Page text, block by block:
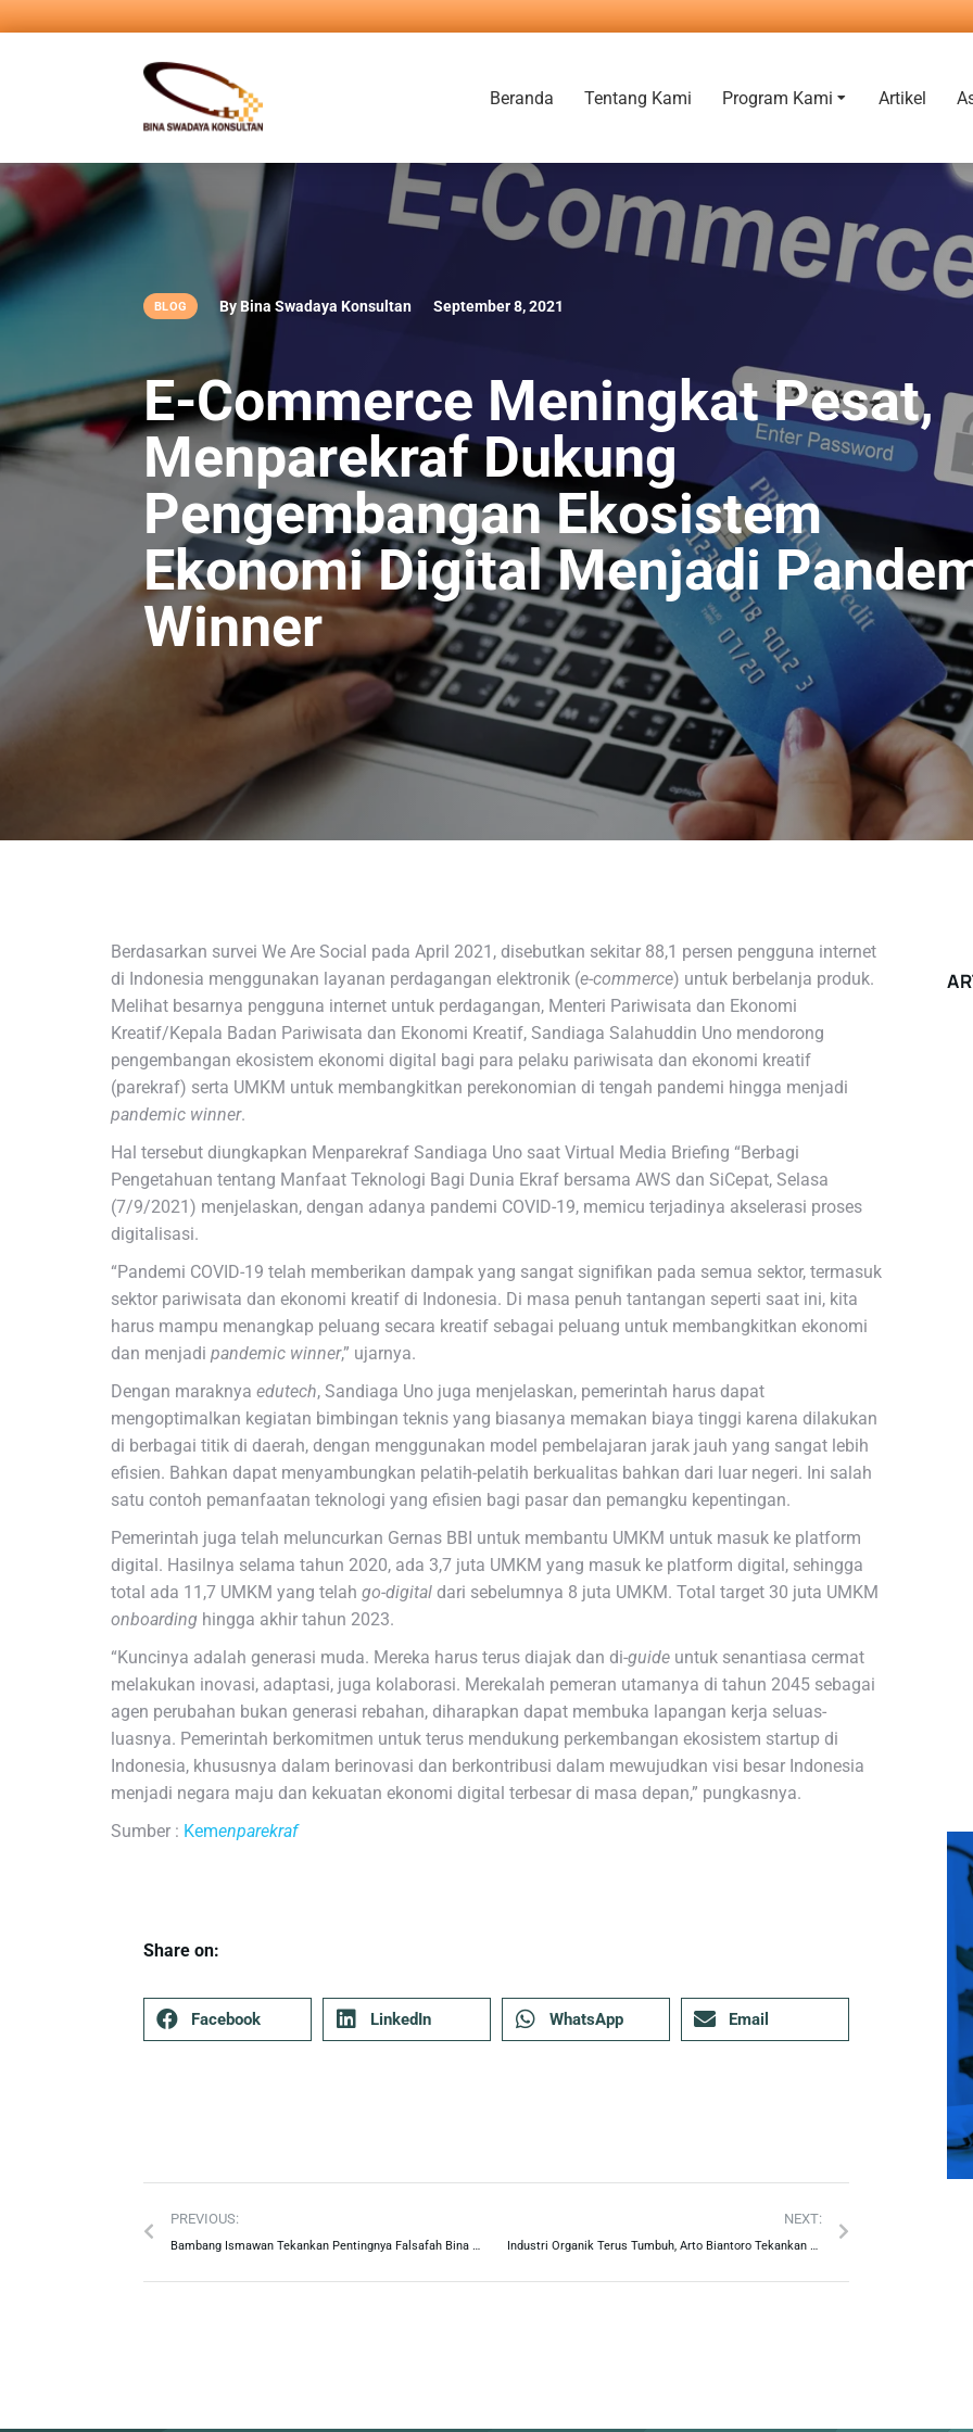
Beranda Tentang Kami Program Kami Artikel
BLOG By Bina Swadaya Konsultan September 8, 2021
E-Commerce Meningkat Pesat,
Menparekraf Dukung
Pengembangan Ekosistem
Ekonomi Digital Menjadi
Winner
Berdasarkan survei We Are Social pada April 2021, disebutkan sekitar 88,1 persen pengguna internet
di Indonesia menggunakan layanan perdagangan elektronik (e-commerce) untuk berbelanja produk.
Melihat besarnya pengguna internet untuk perdagangan, Menteri Pariwisata dan Ekonomi
Kreatif/Kepala Badan Pariwisata dan Ekonomi Kreatif, Sandiaga Salahuddin Uno mendorong
pengembangan ekosistem ekonomi digital bagi para pelaku pariwisata dan ekonomi kreatif
(parekraf) serta UMKM untuk membangkitkan perekonomian di tengah pandemi hingga menjadi
pandemic winner.
Hal tersebut diungkapkan Menparekraf Sandiaga Uno saat Virtual Media Briefing “Berbagi
Pengetahuan tentang Manfaat Teknologi Bagi Dunia Ekraf bersama AWS dan SiCepat, Selasa
(7/9/2021) menjelaskan, dengan adanya pandemi COVID-19, memicu terjadinya akselerasi proses
digitalisasi.
“Pandemi COVID-19 telah memberikan dampak yang sangat signifikan pada semua sektor, termasuk
sektor pariwisata dan ekonomi kreatif di Indonesia. Di masa penuh tantangan seperti saat ini, kita
harus mampu menangkap peluang secara kreatif sebagai peluang untuk membangkitkan ekonomi
dan menjadi pandemic winner,” ujarnya.
Dengan maraknya edutech, Sandiaga Uno juga menjelaskan, pemerintah harus dapat
mengoptimalkan kegiatan bimbingan teknis yang biasanya memakan biaya tinggi karena dilakukan
di berbagai titik di daerah, dengan menggunakan model pembelajaran jarak jauh yang sangat lebih
efisien. Bahkan dapat menyambungkan pelatih-pelatih berkualitas bahkan dari luar negeri. Ini salah
satu contoh pemanfaatan teknologi yang efisien bagi pasar dan pemangku kepentingan.
Pemerintah juga telah meluncurkan Gernas BBI untuk membantu UMKM untuk masuk ke platform
digital. Hasilnya selama tahun 2020, ada 3,7 juta UMKM yang masuk ke platform digital, sehingga
total ada 11,7 UMKM yang telah go-digital dari sebelumnya 8 juta UMKM. Total target 30 juta UMKM
onboarding hingga akhir tahun 2023.
“Kuncinya adalah generasi muda. Mereka harus terus diajak dan di-guide untuk senantiasa cermat
melakukan inovasi, adaptasi, juga kolaborasi. Merekalah pemeran utamanya di tahun 2045 sebagai
agen perubahan bukan generasi rebahan, diharapkan dapat membuka lapangan kerja seluas-
luasnya. Pemerintah berkomitmen untuk terus mendukung perkembangan ekosistem startup di
Indonesia, khususnya dalam berinovasi dan berkontribusi dalam mewujudkan visi besar Indonesia
menjadi negara maju dan kekuatan ekonomi digital terbesar di masa depan,” pungkasnya.
Sumber : Kemenparekraf
Share on:
Facebook LinkedIn WhatsApp Email
PREVIOUS:
Bambang Ismawan Tekankan Pentingnya Falsafah Bina Swadaya
NEXT:
Industri Organik Terus Tumbuh, Arto Biantoro Tekankan Pentingnya Sebuah Branding